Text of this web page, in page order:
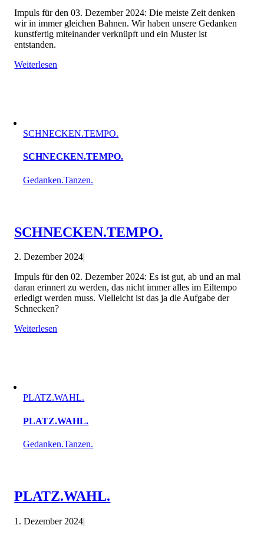
Impuls für den 03. Dezember 2024: Die meiste Zeit denken
wir in immer gleichen Bahnen. Wir haben unsere Gedanken
kunstfertig miteinander verknüpft und ein Muster ist
entstanden.
Weiterlesen
SCHNECKEN.TEMPO.
SCHNECKEN.TEMPO.
Gedanken.Tanzen.
SCHNECKEN.TEMPO.
2. Dezember 2024
Impuls für den 02. Dezember 2024: Es ist gut, ab und an mal
daran erinnert zu werden, das nicht immer alles im Eiltempo
erledigt werden muss. Vielleicht ist das ja die Aufgabe der
Schnecken?
Weiterlesen
PLATZ.WAHL.
PLATZ.WAHL.
Gedanken.Tanzen.
PLATZ.WAHL.
1. Dezember 2024|